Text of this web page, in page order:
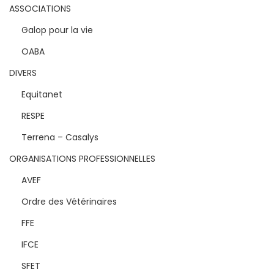
ASSOCIATIONS
Galop pour la vie
OABA
DIVERS
Equitanet
RESPE
Terrena – Casalys
ORGANISATIONS PROFESSIONNELLES
AVEF
Ordre des Vétérinaires
FFE
IFCE
SFET